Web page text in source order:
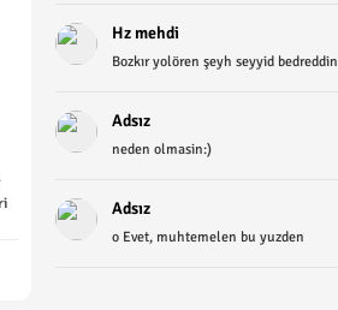
Hz mehdi
Bozkır yolören şeyh seyyid bedreddin
Adsız
neden olmasin:)
Adsız
o Evet, muhtemelen bu yuzden